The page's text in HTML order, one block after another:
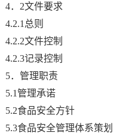
4．2文件要求
4.2.1总则
4.2.2文件控制
4.2.3记录控制
5．管理职责
5.1管理承诺
5.2食品安全方针
5.3食品安全管理体系策划